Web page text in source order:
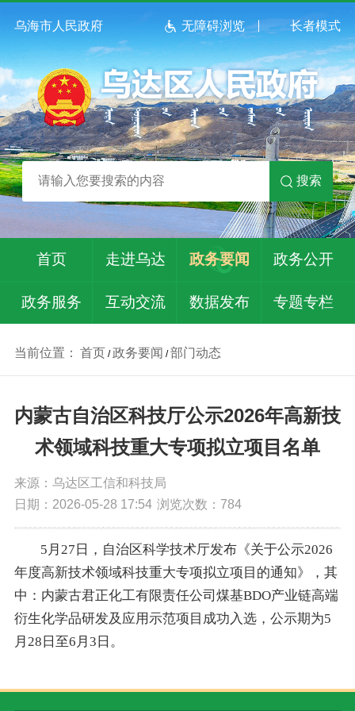
乌海市人民政府 无障碍浏览 长者模式
搜索
首页 走进乌达 政务要闻 政务公开
政务服务 互动交流 数据发布 专题专栏
当前位置： 首页 /政务要闻 /部门动态
内蒙古自治区科技厅公示2026年高新技
术领域科技重大专项拟立项目名单
来源：乌达区工信和科技局
日期：2026-05-28 17:54 浏览次数： 784
5 月27 日 ， 自治区科学技术厅发布 《关于公示2026
年度高新技术领域科技重大专项拟立项目的通知》 ， 其
中：内蒙古君正化工有限责任公司煤基BDO产业链高端
衍生化学品研发及应用示范项目成功入选， 公示期为5
月 28 日至6 月 3 日 。